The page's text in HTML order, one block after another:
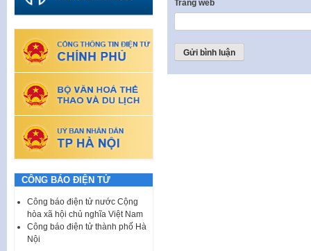
Trang web
CÔNG BÁO ĐIỆN TỬ
Công báo điện tử nước Cộng
hòa xã hội chủ nghĩa Việt Nam
Công báo điện tử thành phố Hà
Nội